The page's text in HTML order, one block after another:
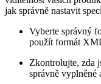
jak správně nastavit
Vyberte správný
použít formát
Zkontrolujte, zda
správně vyplněné